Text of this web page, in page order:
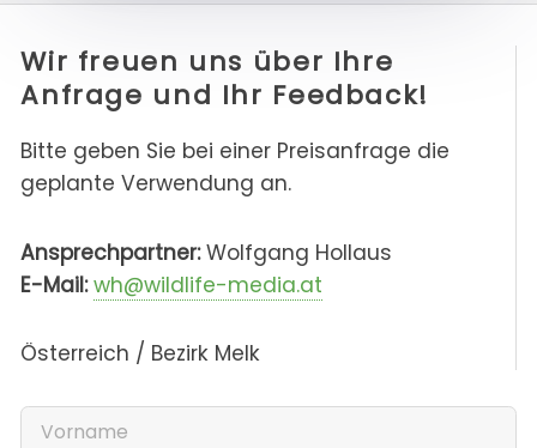
Wir freuen uns über Ihre
Anfrage und Ihr Feedback!
Bitte geben Sie bei einer Preisanfrage die
geplante Verwendung an.
Ansprechpartner:Wolfgang Hollaus
E-Mail: wh@wildlife-media.at
Österreich / Bezirk Melk